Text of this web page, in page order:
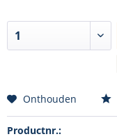
Onthouden
Productnr.: